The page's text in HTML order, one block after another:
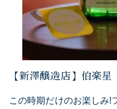
【新澤醸造店】伯楽
この時期だけのお楽しみ!